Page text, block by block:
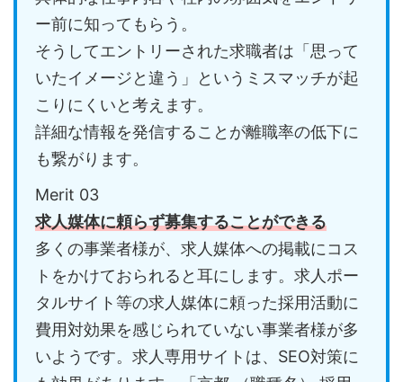
ー前に知ってもらう。
そうしてエントリーされた求職者は「思って
いたイメージと違う」というミスマッチが起
こりにくいと考えます。
詳細な情報を発信することが離職率の低下に
も繋がります。
Merit 03
求人媒体に頼らず募集することができる
多くの事業者様が、求人媒体への掲載にコス
トをかけておられると耳にします。求人ポー
タルサイト等の求人媒体に頼った採用活動に
費用対効果を感じられていない事業者様が多
いようです。求人専用サイトは、SEO対策に